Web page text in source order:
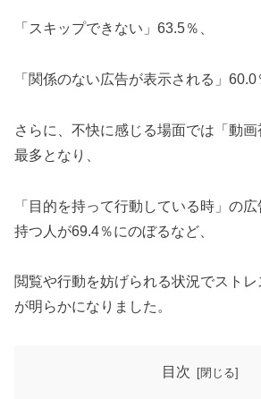
「スキップできない」63.5％、
「関係のない広告が表示される」60.0
さらに、不快に感じる場面では「動
最多となり、
「目的を持って行動している時」の
持つ人が69.4％にのぼるなど、
閲覧や行動を妨げられる状況でスト
が明らかになりました。
目次